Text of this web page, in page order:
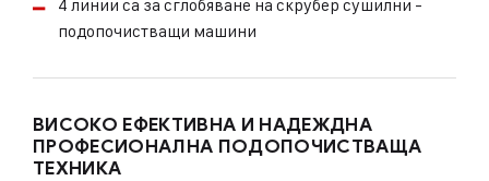
4 линии са за сглобяване на скрубер сушилни -
подопочистващи машини
ВИСОКО ЕФЕКТИВНА И НАДЕЖДНА
ПРОФЕСИОНАЛНА ПОДОПОЧИСТВАЩА
ТЕХНИКА